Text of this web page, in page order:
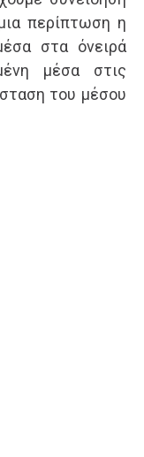
περίπτωση η
στα όνειρά
μέσα στις
του μέσου